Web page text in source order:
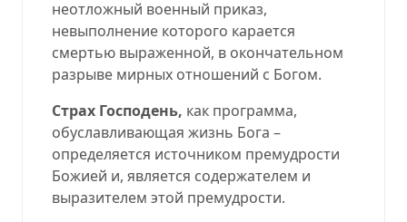
неотложный военный приказ,
невыполнение которого карается
смертью выраженной, в окончательном
разрыве мирных отношений с Богом.
Страх Господень, как программа,
обуславливающая жизнь Бога –
определяется источником премудрости
Божией и, является содержателем и
выразителем этой премудрости.